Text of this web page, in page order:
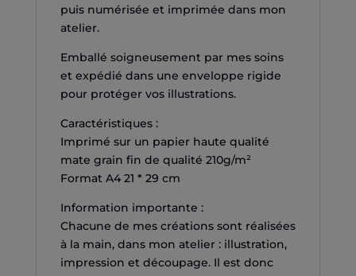
puis numérisée et imprimée dans mon
atelier.
Emballé soigneusement par mes soins
et expédié dans une enveloppe rigide
pour protéger vos illustrations.
Caractéristiques :
Imprimé sur un papier haute qualité
mate grain fin de qualité 210g/m²
Format A4 21 * 29 cm
Information importante :
Chacune de mes créations sont réalisées
à la main, dans mon atelier : illustration,
impression et découpage. Il est donc